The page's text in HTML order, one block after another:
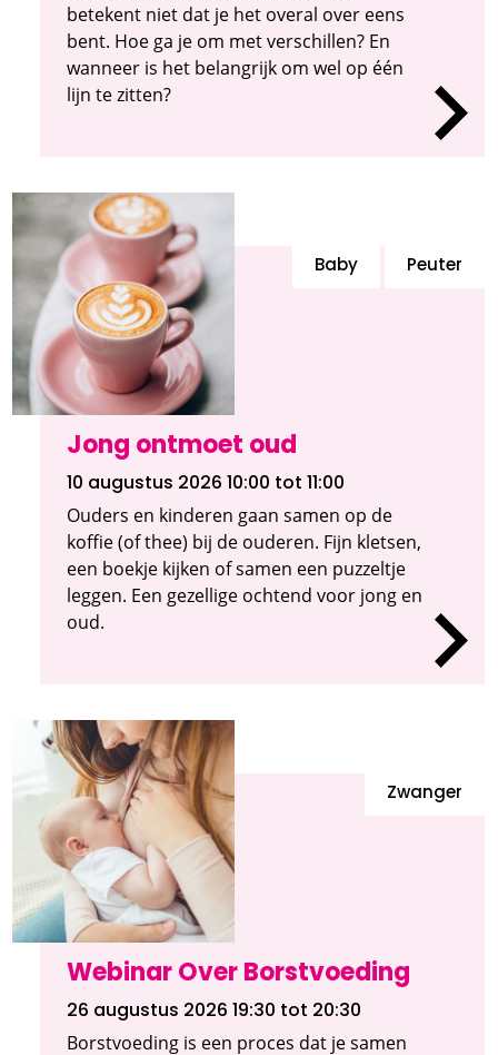
betekent niet dat je het overal over eens
bent. Hoe ga je om met verschillen? En
wanneer is het belangrijk om wel op één
lijn te zitten?
Jong ontmoet oud
Baby Peuter
10 augustus 2026 10:00 tot 11:00
Ouders en kinderen gaan samen op de
koffie (of thee) bij de ouderen. Fijn kletsen,
een boekje kijken of samen een puzzeltje
leggen. Een gezellige ochtend voor jong en
oud.
Webinar Over Borstvoeding
Zwanger
26 augustus 2026 19:30 tot 20:30
Borstvoeding is een proces dat je samen